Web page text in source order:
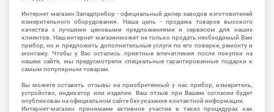
Интернет магазин Западприбор - официальный дилер заводов изготовителей
измерительного оборудования. Наша цель - продажа товаров высокого
качества с лучшими ценовыми предложениями и сервисом для наших
клиентов. Наш интернет магазинможет не только продать необходимый Вам
прибор, но и предложить дополнительные услуги по его поверке, ремонту и
монтажу. Чтобы у Вас остались приятные впечатления после покупки на
нашем сайте, мы предусмотрели специальные гарантированные подарки к
самым популярным товарам.
Вы можете оставить отзывы на приобретенный у нас прибор, измеритель,
устройство, индикатор или изделие. Ваш отзыв при Вашем согласии будет
опубликован на официальном сайте без указания контактной информации.
Интернет-магазин принимаем активное участие в таких процедурах как